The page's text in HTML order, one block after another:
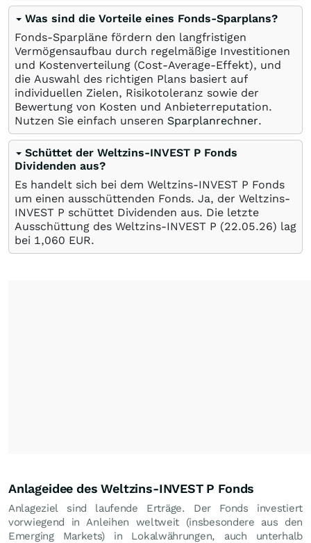
Was sind die Vorteile eines Fonds-Sparplans?
Fonds-Sparpläne fördern den langfristigen
Vermögensaufbau durch regelmäßige Investitionen
und Kostenverteilung (Cost-Average-Effekt), und
die Auswahl des richtigen Plans basiert auf
individuellen Zielen, Risikotoleranz sowie der
Bewertung von Kosten und Anbieterreputation.
Nutzen Sie einfach unseren Sparplanrechner.
Schüttet der Weltzins-INVEST P Fonds
Dividenden aus?
Es handelt sich bei dem Weltzins-INVEST P Fonds
um einen ausschüttenden Fonds. Ja, der Weltzins-
INVEST P schüttet Dividenden aus. Die letzte
Ausschüttung des Weltzins-INVEST P (22.05.26) lag
bei 1,060 EUR.
Anlageidee des Weltzins-INVEST P Fonds
Anlageziel sind laufende Erträge. Der Fonds investiert
vorwiegend in Anleihen weltweit (insbesondere aus den
Emerging Markets) in Lokalwährungen, auch unterhalb